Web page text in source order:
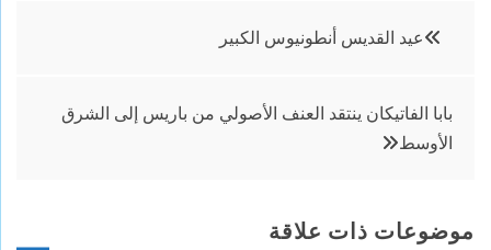
تصفّحعيد القديس أنطونيوس الكبير
بابا الفاتيكان ينتقد العنف الأصولي من باريس إلى الشرق
الأوسط
موضوعات ذات علاقة